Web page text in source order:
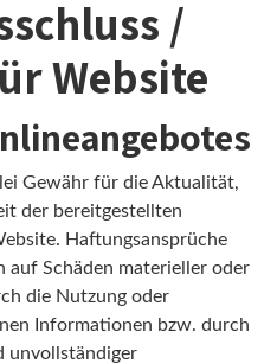
/
Website
Gewähr für die Aktualität,
der bereitgestellten
Haftungsansprüche
auf Schäden materieller oder
die Nutzung oder
Informationen bzw. durch
unvollständiger